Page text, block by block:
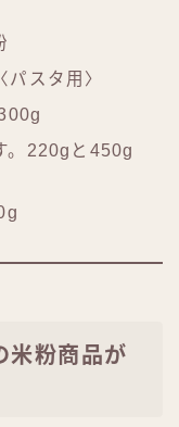
スタ用〉
。220gと450g
米粉商品が